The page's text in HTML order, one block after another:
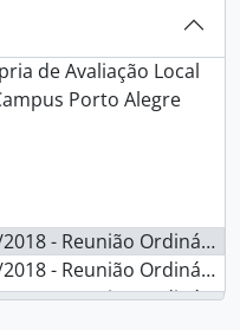
e Prevenção de Acidentes
de Acompanhamento de Egressos
de Avaliação Local
Porto Alegre
- Reunião Ordinária
- Reunião Ordinária
- Reunião Ordinária